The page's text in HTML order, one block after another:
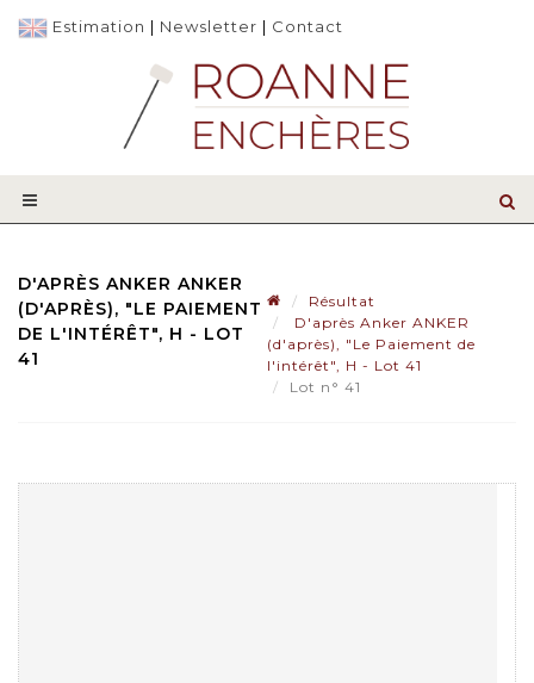
Estimation | Newsletter | Contact
D'APRÈS ANKER ANKER
(D'APRÈS), "LE PAIEMENT
DE L'INTÉRÊT", H - LOT
41
Résultat
D'après Anker ANKER
(d'après), "Le Paiement de
l'intérêt", H - Lot 41
Lot n° 41